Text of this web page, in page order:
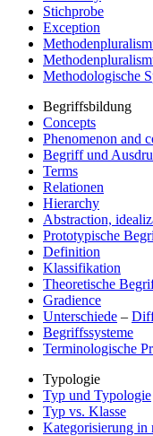
Stichprobe
Exception
Methodologische
Begriffsbildung
Concepts
Phenomenon and
Begriff und
Terms
Relationen
Hierarchy
Abstraction,
Prototypische
Definition
Klassifikation
Theoretische
Gradience
Unterschiede –
Begriffssysteme
Terminologische
Typologie
Typ und Typologie
Typ vs. Klasse
Kategorisierung in